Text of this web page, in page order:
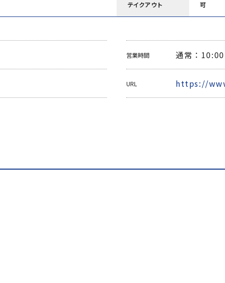
テイクアウト 可
営業時間 通常：
URL https://